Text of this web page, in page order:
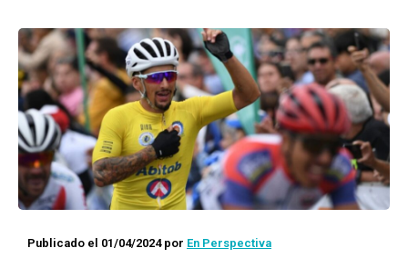
Publicado el 01/04/2024por En Perspectiva